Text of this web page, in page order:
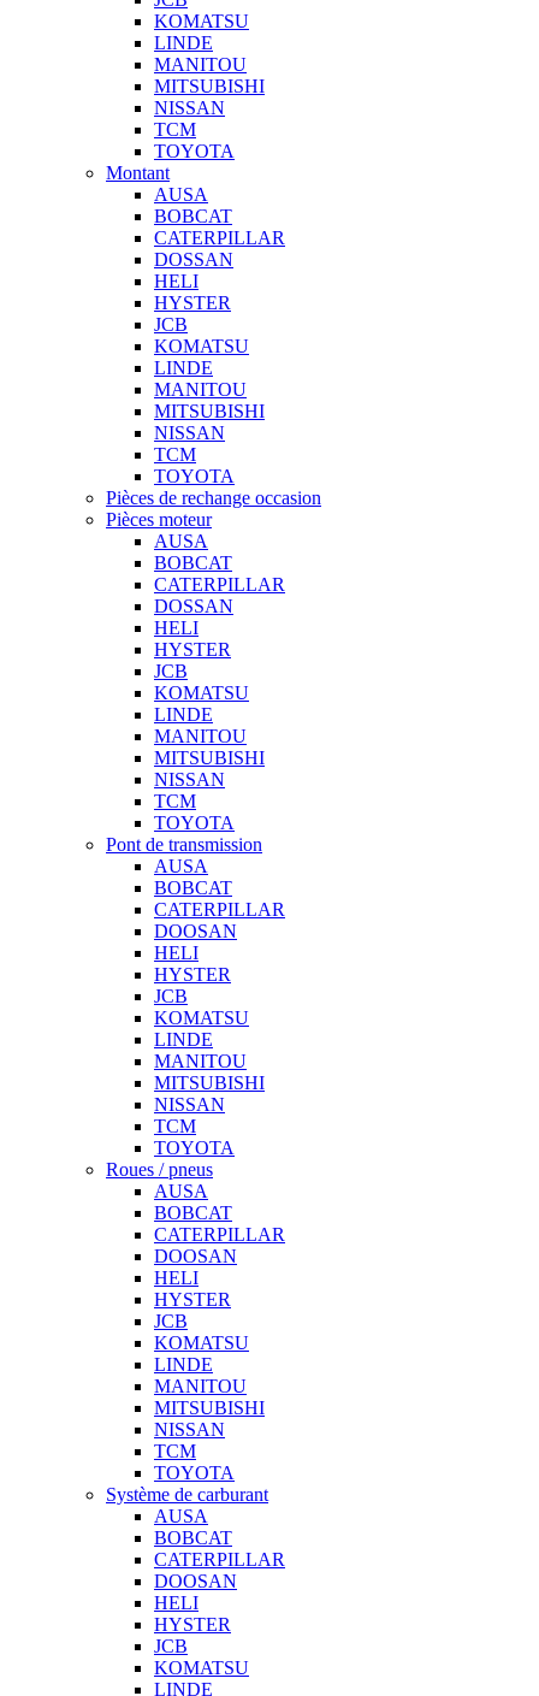
KOMATSU
LINDE
MANITOU
MITSUBISHI
NISSAN
TCM
TOYOTA
Montant
AUSA
BOBCAT
CATERPILLAR
DOSSAN
HELI
HYSTER
JCB
KOMATSU
LINDE
MANITOU
MITSUBISHI
NISSAN
TCM
TOYOTA
Pièces de rechange occasion
Pièces moteur
AUSA
BOBCAT
CATERPILLAR
DOSSAN
HELI
HYSTER
JCB
KOMATSU
LINDE
MANITOU
MITSUBISHI
NISSAN
TCM
TOYOTA
Pont de transmission
AUSA
BOBCAT
CATERPILLAR
DOOSAN
HELI
HYSTER
JCB
KOMATSU
LINDE
MANITOU
MITSUBISHI
NISSAN
TCM
TOYOTA
Roues / pneus
AUSA
BOBCAT
CATERPILLAR
DOOSAN
HELI
HYSTER
JCB
KOMATSU
LINDE
MANITOU
MITSUBISHI
NISSAN
TCM
TOYOTA
Système de carburant
AUSA
BOBCAT
CATERPILLAR
DOOSAN
HELI
HYSTER
JCB
KOMATSU
LINDE